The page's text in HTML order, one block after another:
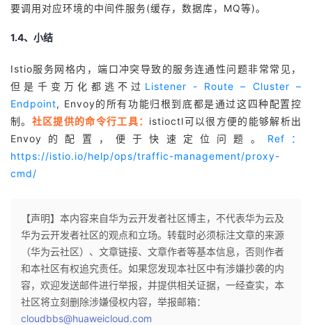
要调用对应环境的中间件服务(缓存，数据库，MQ等)。
1.4、小结
Istio服务网格内，端口冲突导致的服务连通性问题非常常见，
但是千变万化都逃不过 Listener - Route – Cluster –
Endpoint, Envoy的所有功能归根到底都是通过这四种配置控
制。 社区提供的命令行工具： istioctl可以很方便的能够解析出
Envoy的配置，便于快速定位问题。 Ref：
https://istio.io/help/ops/traffic-management/proxy-
cmd/
【声明】本内容来自华为云开发者社区博主，不代表华为云及
华为云开发者社区的观点和立场。转载时必须标注文章的来源
（华为云社区）、文章链接、文章作者等基本信息，否则作者
和本社区有权追究责任。如果您发现本社区中有涉嫌抄袭的内
容，欢迎发送邮件进行举报，并提供相关证据，一经查实，本
社区将立刻删除涉嫌侵权内容，举报邮箱：
cloudbbs@huaweicloud.com